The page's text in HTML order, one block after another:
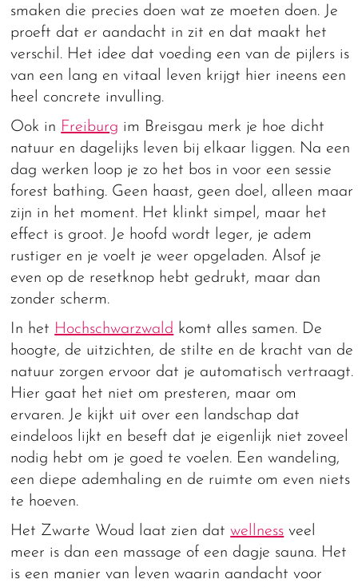
smaken die precies doen wat ze moeten doen. Je
proeft dat er aandacht in zit en dat maakt het
verschil. Het idee dat voeding een van de pijlers is
van een lang en vitaal leven krijgt hier ineens een
heel concrete invulling.
Ook in Freiburg im Breisgau merk je hoe dicht
natuur en dagelijks leven bij elkaar liggen. Na een
dag werken loop je zo het bos in voor een sessie
forest bathing. Geen haast, geen doel, alleen maar
zijn in het moment. Het klinkt simpel, maar het
effect is groot. Je hoofd wordt leger, je adem
rustiger en je voelt je weer opgeladen. Alsof je
even op de resetknop hebt gedrukt, maar dan
zonder scherm.
In het Hochschwarzwald komt alles samen. De
hoogte, de uitzichten, de stilte en de kracht van de
natuur zorgen ervoor dat je automatisch vertraagt.
Hier gaat het niet om presteren, maar om
ervaren. Je kijkt uit over een landschap dat
eindeloos lijkt en beseft dat je eigenlijk niet zoveel
nodig hebt om je goed te voelen. Een wandeling,
een diepe ademhaling en de ruimte om even niets
te hoeven.
Het Zwarte Woud laat zien datwellness veel
meer is dan een massage of een dagje sauna. Het
is een manier van leven waarin aandacht voor